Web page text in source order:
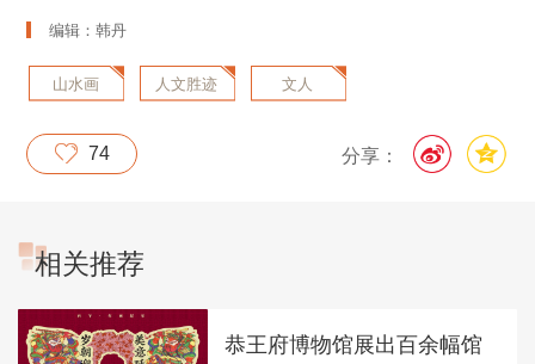
编辑：韩丹
山水画 人文胜迹 文人
分享：
74
相关推荐
恭王府博物馆展出百余幅馆